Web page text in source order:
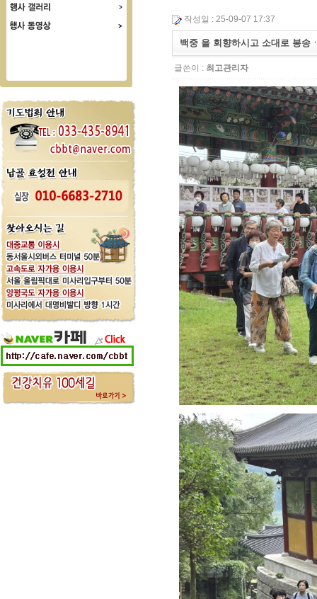
작성일 : 25-09-07 17:37
백중 을 회향하시고 소대로 봉송
글쓴이 : 최고관리자